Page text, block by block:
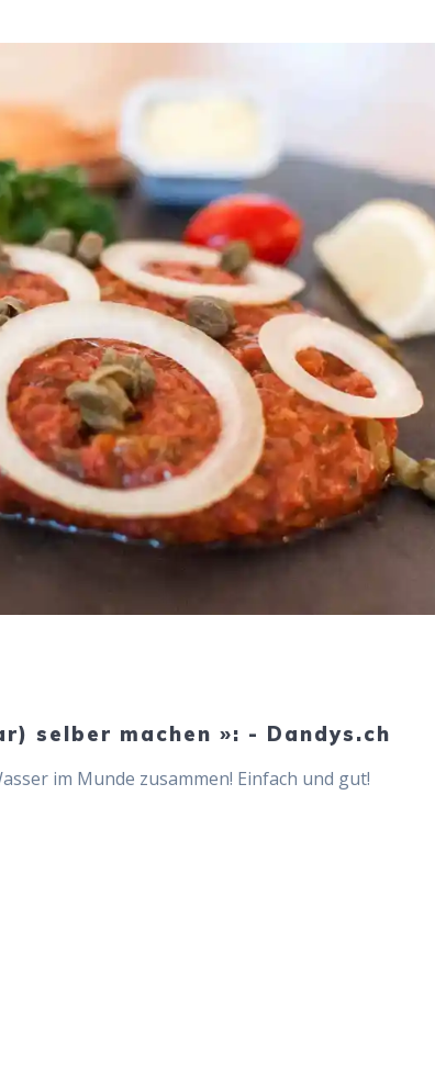
selber machen »: - Dandys.ch
im Munde zusammen! Einfach und gut!